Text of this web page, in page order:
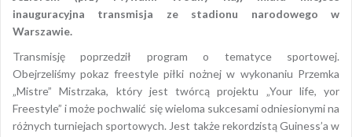
inauguracyjna transmisja ze stadionu narodowego w
Warszawie.
Transmisję poprzedził program o tematyce sportowej.
Obejrzeliśmy pokaz freestyle piłki nożnej w wykonaniu Przemka
„Mistre” Mistrzaka, który jest twórcą projektu „Your life, yor
Freestyle” i może pochwalić się wieloma sukcesami odniesionymi na
różnych turniejach sportowych. Jest także rekordzistą Guiness’a w